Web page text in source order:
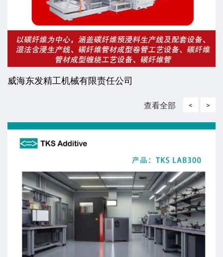
威海东发精工机械有限责任公司
查看全部 < >